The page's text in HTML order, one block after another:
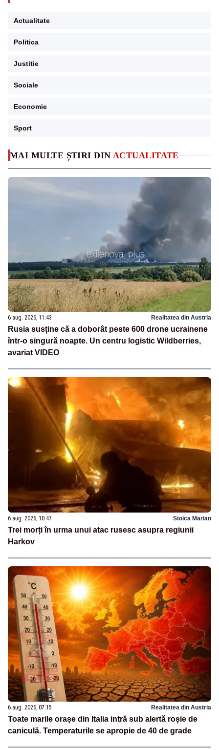
MAI MULTE ȘTIRI DIN ACTUALITATE
6 aug. 2026, 11:43 Realitatea din Austria
Rusia susține că a doborât peste 600 drone ucrainene
într-o singură noapte. Un centru logistic Wildberries,
avariat VIDEO
6 aug. 2026, 10:47 Stoica Marian
Trei morți în urma unui atac rusesc asupra regiunii
Harkov
6 aug. 2026, 07:15 Realitatea din Austria
Toate marile orașe din Italia intră sub alertă roșie de
caniculă. Temperaturile se apropie de 40 de grade
Actualitate
Politica
Justitie
Sociale
Economie
Sport